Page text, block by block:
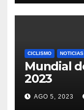
CICLISMO NOTICIAS
Mundial
2023
AGO 5, 2023